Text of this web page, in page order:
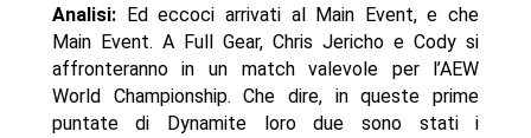
Analisi:
Ed eccoci arrivati al Main Event, e che
Main Event. A Full Gear, Chris Jericho e Cody si
affronteranno in un match valevole per l’AEW
World Championship. Che dire, in queste prime
puntate di Dynamite loro due sono stati i